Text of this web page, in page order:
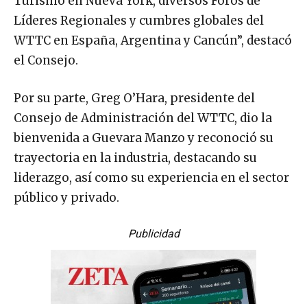
Líderes Regionales y cumbres globales del
WTTC en España, Argentina y Cancún”, destacó
el Consejo.
Por su parte, Greg O’Hara, presidente del
Consejo de Administración del WTTC, dio la
bienvenida a Guevara Manzo y reconoció su
trayectoria en la industria, destacando su
liderazgo, así como su experiencia en el sector
público y privado.
Publicidad